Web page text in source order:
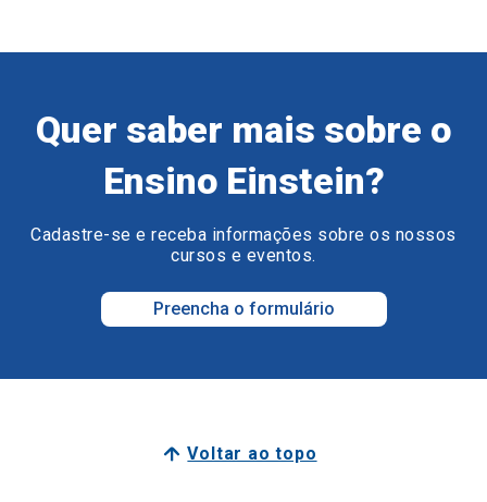
Quer saber mais sobre o
Ensino Einstein?
Cadastre-se e receba informações sobre os nossos
cursos e eventos.
Preencha o formulário
Voltar ao topo